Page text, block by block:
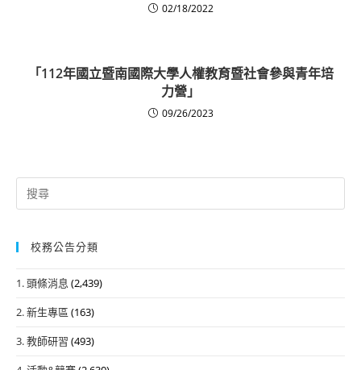
02/18/2022
「112年國立暨南國際大學人權教育暨社會參與青年培
力營」
09/26/2023
Search
for:
校務公告分類
1. 頭條消息 (2,439)
2. 新生專區 (163)
3. 教師研習 (493)